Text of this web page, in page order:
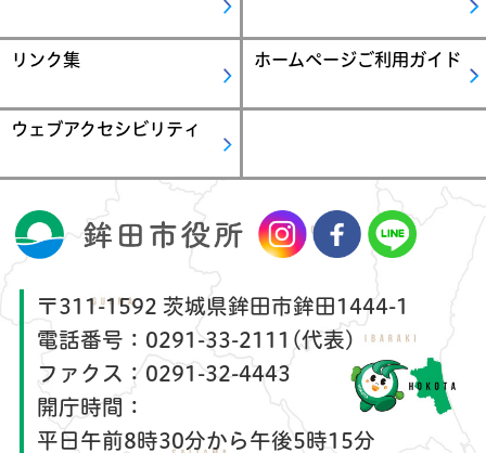
リンク集 ホームページご利用ガイド
ウェブアクセシビリティ
〒311-1592 茨城県鉾田市鉾田1444-1
電話番号： 0291-33-2111(代表)
ファクス： 0291-32-4443
開庁時間：
平日午前8時30分から午後5時15分